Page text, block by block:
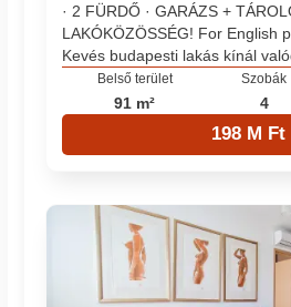
· 2 FÜRDŐ · GARÁZS +
LAKÓKÖZÖSSÉG! For English
Kevés budapesti lakás kínál
Belső terület
91 m²
Szobák
4
198 M Ft